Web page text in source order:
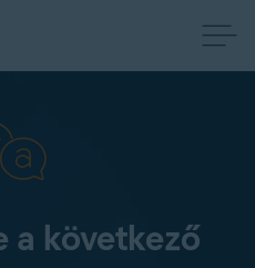
a következő